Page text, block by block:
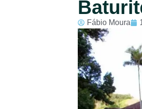
Contato
Sobre
Fábio Moura